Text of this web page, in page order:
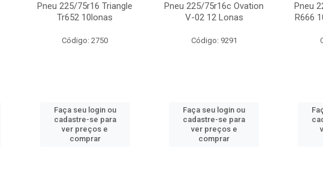
Pneu 225/75r16 Triangle
Tr652 10lonas
Código: 2750
Faça seu login ou
cadastre-se para
ver preços e
comprar
Pneu 225/75r16c Ovation
V-02 12 Lonas
Código: 9291
Faça seu login ou
cadastre-se para
ver preços e
comprar
Pneu
R666